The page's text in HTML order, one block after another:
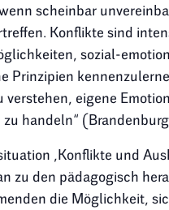
scheinbar
Konflikte sind
sozial-
Prinzipien
verstehen, eigene
zu handeln“
,Konflikte und
zu den pädagogisch
die Möglichkeit,